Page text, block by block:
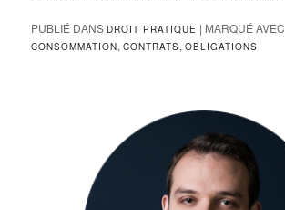
PUBLIÉ DANS DROIT PRATIQUE | MARQUÉ AVEC
CONSOMMATION,CONTRATS,OBLIGATIONS